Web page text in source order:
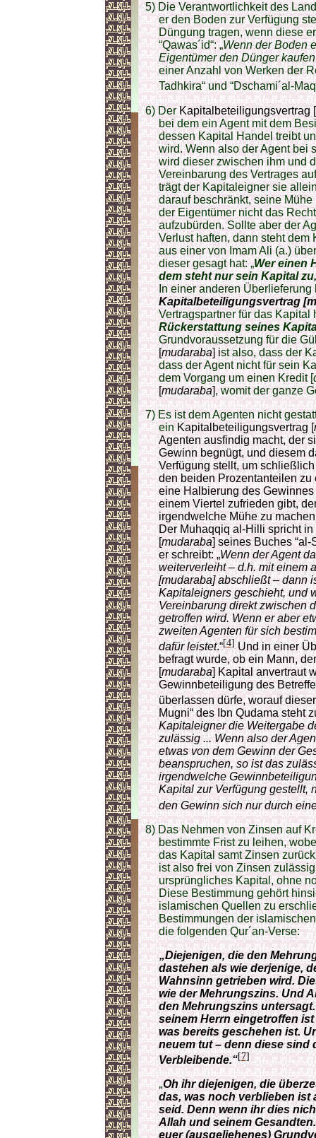
5) Die Verantwortlichkeit des
er den Boden zur Verfügung
Düngung tragen, wenn diese
“Qawas´id“: „Wenn der Boden
Eigentümer den Dünger
einer Anzahl von Werken der
Tadhkira“ und “Dschami´al-
6) DerKapitalbeteiligungsvertrag [
bei dem ein Agent mit dem
dessen Kapital Handel treibt
wird. Wenn also der Agent bei
wird dieser zwischen ihm und
Vereinbarung des Vertrages
trägt der Kapitaleigner sie
darauf beschränkt, seine
der Eigentümer nicht das
aufzubürden. Sollte aber der
Verlust haften, dann steht
aus einer von Imam Ali (a.)
dieser gesagt hat: „Wer einen
dem steht nur sein Kapital
In einer anderen Überlieferung
Kapitalbeteiligungsvertrag
Vertragspartner für das Kapital
Rückerstattung seines
Grundvoraussetzung für die
[mudaraba] ist also, dass der
dass der Agent nicht für sein
dem Vorgang um einen Kredit [
[mudaraba], womit der ganze
7) Es ist dem Agenten nicht
einKapitalbeteiligungsvertrag [
Agenten ausfindig macht, der
Gewinn begnügt, und diesem
Verfügung stellt, um
den beiden Prozentanteilen
eine Halbierung des
einem Viertel zufrieden gibt,
irgendwelche Mühe zu
Der Muhaqqiq al-Hilli spricht
[mudaraba] seines Buches “al-
er schreibt: „Wenn der Agent
weiterverleiht – d.h. mit einem
[mudaraba] abschließt – dann
Kapitaleigners geschieht, und
Vereinbarung direkt zwischen
getroffen wird. Wenn er aber
zweiten Agenten für sich
dafür leistet.“[4]Und in einer
befragt wurde, ob ein Mann,
[mudaraba] Kapital anvertraut
Gewinnbeteiligung des
überlassen dürfe, worauf
Mugni“ des Ibn Qudama steht
Kapitaleigner die Weitergabe
zulässig ... Wenn also der
etwas von dem Gewinn der
beanspruchen, so ist das
irgendwelche
Kapital zur Verfügung gestellt,
den Gewinn sich nur durch
8) Das Nehmen von Zinsen auf
bestimmte Frist zu leihen,
das Kapital samt Zinsen
ist also frei von Zinsen
ursprüngliches Kapital, ohne
Diese Bestimmung gehört
islamischen Quellen zu
Bestimmungen der
die folgenden Qur´an-Verse:
„Diejenigen, die den
dastehen als wie derjenige,
Wahnsinn getrieben wird.
wie der Mehrungszins. Und
den Mehrungszins
seinem Herrn eingetroffen
was bereits geschehen ist.
neuem tut – denn diese sind
Verbleibende.“[7]
„Oh ihr diejenigen, die
das, was noch verblieben ist
seid. Denn wenn ihr dies
Allah und seinem
euer (ausgeliehenes)